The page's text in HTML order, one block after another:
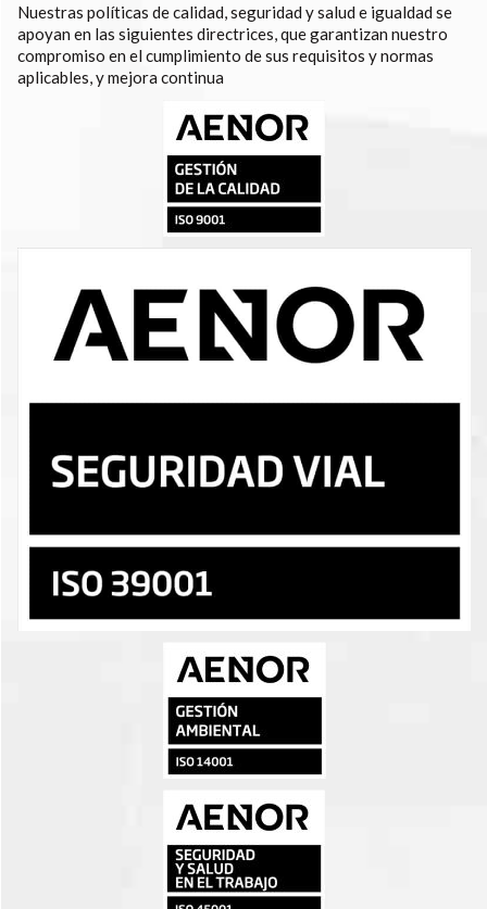
Nuestras políticas de calidad, seguridad y salud e igualdad se
apoyan en las siguientes directrices, que garantizan nuestro
compromiso en el cumplimiento de sus requisitos y normas
aplicables, y mejora continua